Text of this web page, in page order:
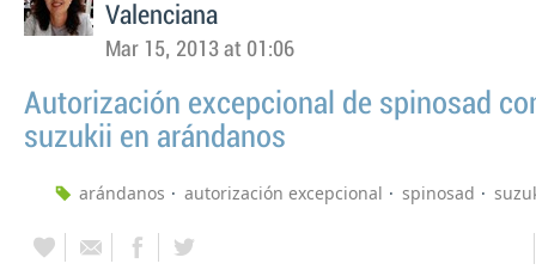
Valenciana
Mar 15, 2013 at 01:06
Autorización excepcional de spinosad
suzukii en arándanos
arándanos autorización excepcional spinosad